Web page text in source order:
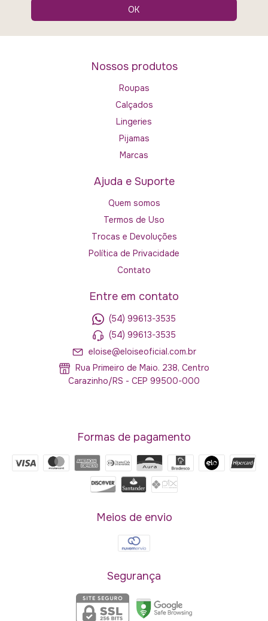
Nossos produtos
Roupas
Calçados
Lingeries
Pijamas
Marcas
Ajuda e Suporte
Quem somos
Termos de Uso
Trocas e Devoluções
Política de Privacidade
Contato
Entre em contato
(54) 99613-3535
(54) 99613-3535
eloise@eloiseoficial.com.br
Rua Primeiro de Maio. 238, Centro
Carazinho/RS - CEP 99500-000
Formas de pagamento
Meios de envio
Segurança